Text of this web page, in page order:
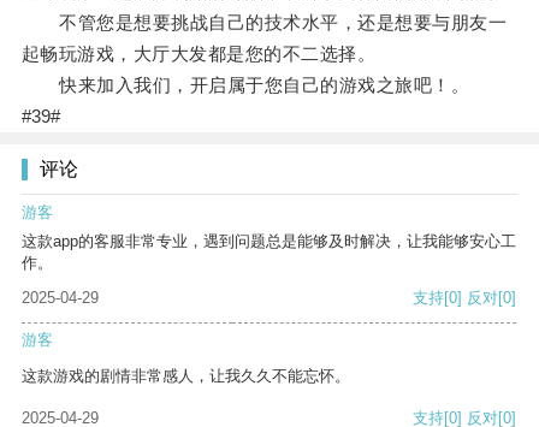
不管您是想要挑战自己的技术水平，还是想要与朋友一
起畅玩游戏，大厅大发都是您的不二选择。
快来加入我们，开启属于您自己的游戏之旅吧！。
#39#
评论
游客
这款app的客服非常专业，遇到问题总是能够及时解决，让我能够安心工
作。
2025-04-29
支持[0] 反对[0]
游客
这款游戏的剧情非常感人，让我久久不能忘怀。
2025-04-29 支持[0] 反对[0]